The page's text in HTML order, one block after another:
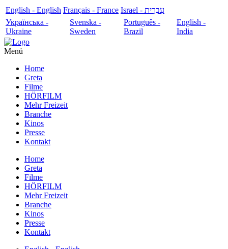
English - English Français - France
עִבְרִית - Israel
Українська -
Ukraine
Svenska -
Sweden
Português -
Brazil
English -
India
Menü
Home
Greta
Filme
HÖRFILM
Mehr Freizeit
Branche
Kinos
Presse
Kontakt
Home
Greta
Filme
HÖRFILM
Mehr Freizeit
Branche
Kinos
Presse
Kontakt